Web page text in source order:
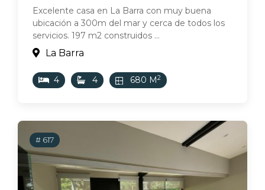
Excelente casa en La Barra con muy buena
ubicación a 300m del mar y cerca de todos los
servicios. 197 m2 construidos ...
La Barra
4 4 680 M2
# 617